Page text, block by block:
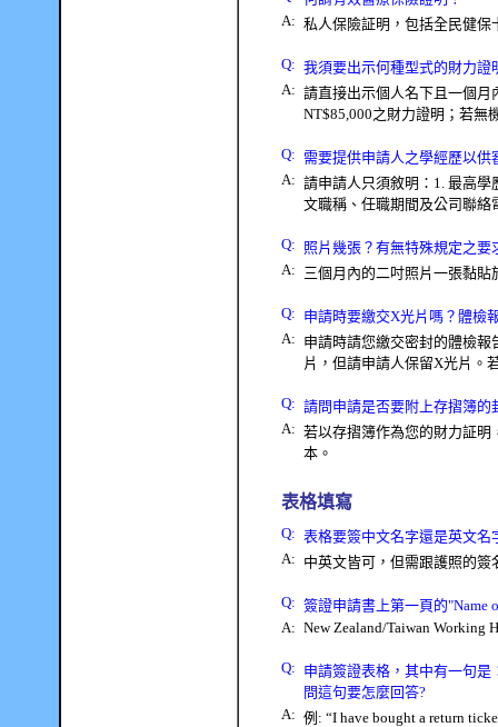
A: 私人保險証明，包括全民健保
Q: 我須要出示何種型式的財力證
A: 請直接出示個人名下且一個
NT$85,000之財力證明；若無
Q: 需要提供申請人之學經歷以供
A: 請申請人只須敘明： 1. 最高學
文職稱、任職期間及公司聯
Q: 照片幾張？有無特殊規定之要
A: 三個月內的二吋照片一張黏貼
Q: 申請時要繳交X光片嗎？體檢
A: 申請時請您繳交密封的體檢
片，但請申請人保留X光片。
Q: 請問申請是否要附上存摺簿的
A: 若以存摺簿作為您的財力証
本。
表格填寫
Q: 表格要簽中文名字還是英文名
A: 中英文皆可，但需跟護照的簽
Q: 簽證申請書上第一頁的"Name
A: New Zealand/Taiwan Working
Q: 申請簽證表格，其中有一句是
問這句要怎麼回答?
A: 例 : “I have bought a return